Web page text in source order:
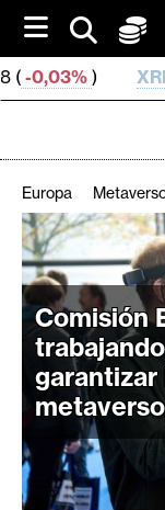
i
p
t
o
XRP1,02 ( -
C
r
i
p
t
o
M
e
r
c
Europa
Comisión
garantizar
metaverso